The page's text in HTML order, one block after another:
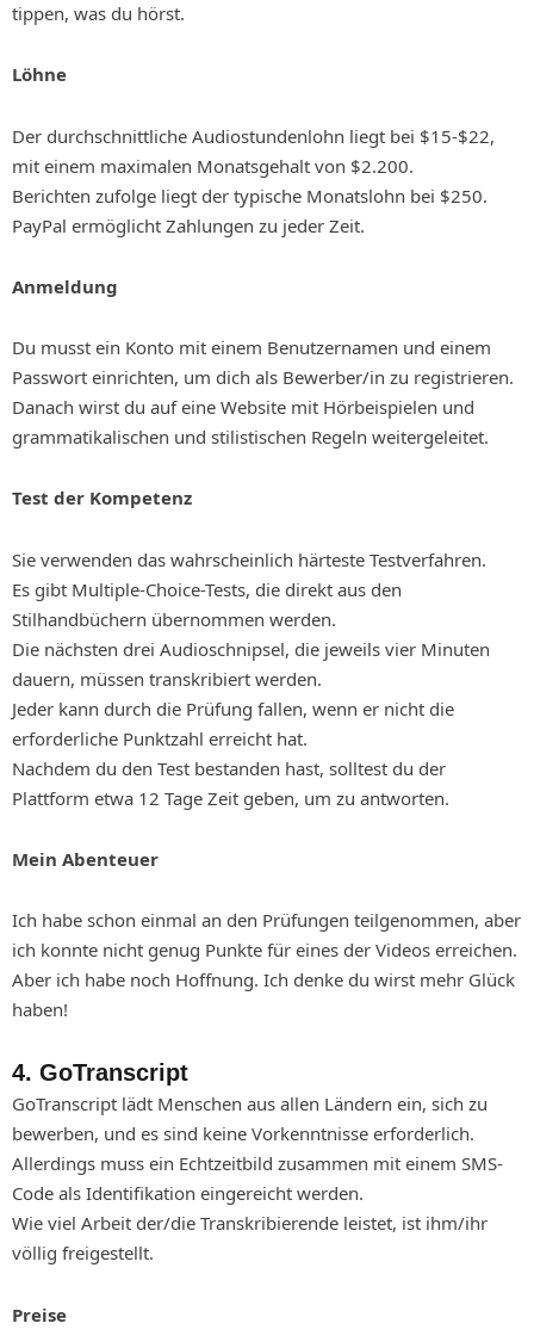
tippen, was du hörst.
Löhne
Der durchschnittliche Audiostundenlohn liegt bei $15-$22,
mit einem maximalen Monatsgehalt von $2.200.
Berichten zufolge liegt der typische Monatslohn bei $250.
PayPal ermöglicht Zahlungen zu jeder Zeit.
Anmeldung
Du musst ein Konto mit einem Benutzernamen und einem
Passwort einrichten, um dich als Bewerber/in zu registrieren.
Danach wirst du auf eine Website mit Hörbeispielen und
grammatikalischen und stilistischen Regeln weitergeleitet.
Test der Kompetenz
Sie verwenden das wahrscheinlich härteste Testverfahren.
Es gibt Multiple-Choice-Tests, die direkt aus den
Stilhandbüchern übernommen werden.
Die nächsten drei Audioschnipsel, die jeweils vier Minuten
dauern, müssen transkribiert werden.
Jeder kann durch die Prüfung fallen, wenn er nicht die
erforderliche Punktzahl erreicht hat.
Nachdem du den Test bestanden hast, solltest du der
Plattform etwa 12 Tage Zeit geben, um zu antworten.
Mein Abenteuer
Ich habe schon einmal an den Prüfungen teilgenommen, aber
ich konnte nicht genug Punkte für eines der Videos erreichen.
Aber ich habe noch Hoffnung. Ich denke du wirst mehr Glück
haben!
4. GoTranscript
GoTranscript lädt Menschen aus allen Ländern ein, sich zu
bewerben, und es sind keine Vorkenntnisse erforderlich.
Allerdings muss ein Echtzeitbild zusammen mit einem SMS-
Code als Identifikation eingereicht werden.
Wie viel Arbeit der/die Transkribierende leistet, ist ihm/ihr
völlig freigestellt.
Preise